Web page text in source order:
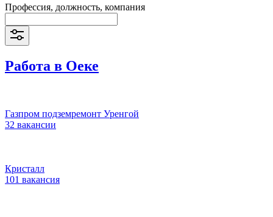
Профессия, должность, компания
Работа в Оеке
Газпром подземремонт Уренгой
32 вакансии
Кристалл
101 вакансия